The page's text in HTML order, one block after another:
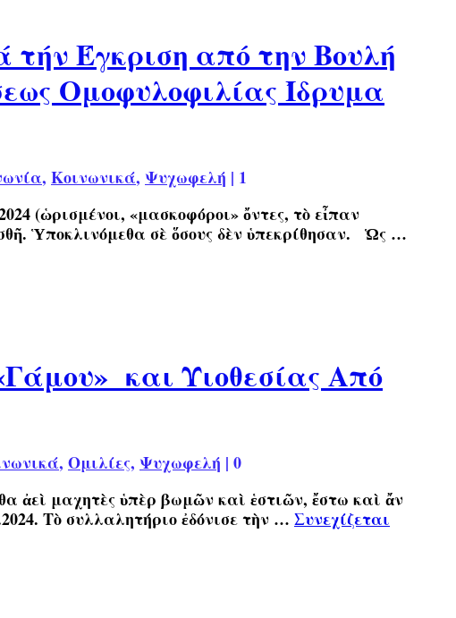
τήν Έγκριση από την Βουλή
Ομοφυλοφιλίας Ίδρυμα
, Κοινωνικά, Ψυχωφελή | 1
(ὡρισμένοι, «μασκοφόροι» ὄντες, τὸ εἶπαν
Ὑποκλινόμεθα σὲ ὅσους δὲν ὑπεκρίθησαν. Ὡς …
και Υιοθεσίας Από
, Ομιλίες, Ψυχωφελή | 0
ἀεὶ μαχητὲς ὑπὲρ βωμῶν καὶ ἑστιῶν, ἔστω καὶ ἄν
Τὸ συλλαλητήριο ἐδόνισε τὴν … Συνεχίζεται